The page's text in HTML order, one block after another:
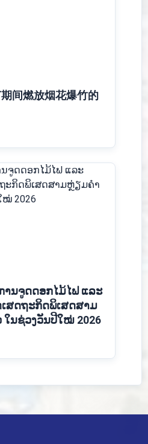
间燃放烟花爆竹的
ານຈູດດອກໄມ້ໄຟ ແລະ
ເສດຖະກິດພິເສດສາມ
ໃນຊ່ວງວັນປີໃໝ່ 2026